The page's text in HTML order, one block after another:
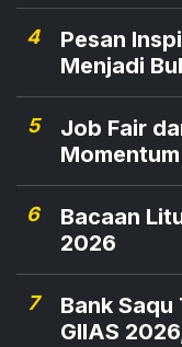
4
Pesan
Menjadi
5
Job Fair
6
Bacaan
2026
7
Bank
GIIAS